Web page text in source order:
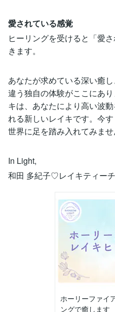
愛されている感覚
ヒーリングを受けると「愛
きます。
あなたが求めている深い癒
違う独自の体験がここにあ
キは、あなたにより高い波
れる新しいレイキです。今
世界に足を踏み入れてみませ
In Light,
和田 多紀子♡レイキティー
ホーリーファイ
ングで癒します